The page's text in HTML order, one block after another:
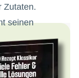
Zutaten.
seinen